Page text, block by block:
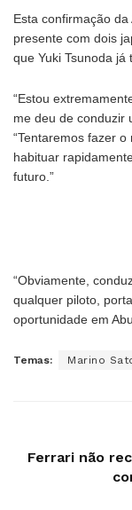
Esta confirmação
presente com dois
que Yuki Tsunoda já
“Estou
me deu de conduzir
“Tentaremos fazer
habituar
futuro.”
“Obviamente,
qualquer piloto,
oportunidade em
Temas: Marino
Ferrari não